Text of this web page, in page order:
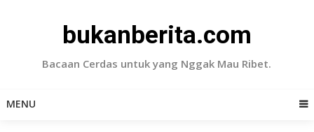
bukanberita.com
Bacaan Cerdas untuk yang Nggak Mau Ribet.
MENU